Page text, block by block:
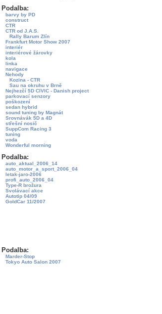
Podalba:
barvy by PD
construct
CTR
CTR od J.A.S.
Rally Barum Zlín
Frankfurt Motor Show 2007
interiér
interiérové žárovky
kola
linka
navigace
Nehody
Kozina - CTR
Sau na okruhu v Brně
Nejhezčí 5D CIVIC - Danish project
parkovací senzory
poškození
sedan hybrid
sound tuning by Magnát
Srovnávák 5D a 4D
střešní nosič
SuppCom Racing 3
tuning
voda
Wonderful morning
Podalba:
auto_aktual_2006_14
auto_motor_a_sport_2006_04
letak-jaro-2006
profi_auto_2006_04
Type-R brožura
Svolávací akce
Autotip 04/09
GoldCar 11/2007
Podalba:
Marder-Stop
Tokyo Auto Salon 2007